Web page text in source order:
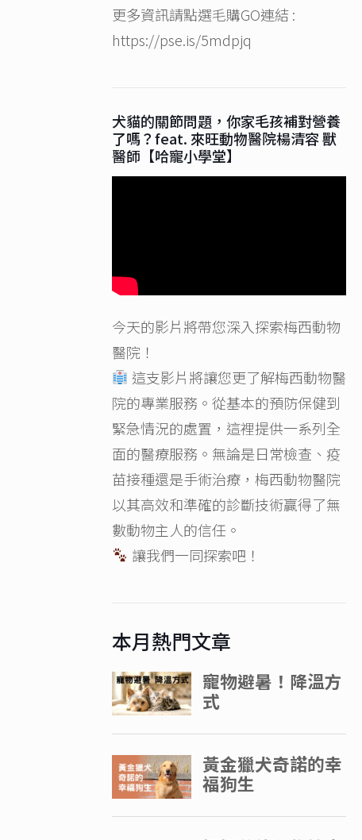
更多資訊請點選毛購GO連結 :
https://pse.is/5mdpjq
犬貓的關節問題，你家毛孩補對營養
了嗎？feat. 來旺動物醫院楊清容 獸
醫師【哈寵小學堂】
今天的影片將帶您深入探索梅西動物
醫院！
這支影片將讓您更了解梅西動物醫
院的專業服務。從基本的預防保健到
緊急情況的處置，這裡提供一系列全
面的醫療服務。無論是日常檢查、疫
苗接種還是手術治療，梅西動物醫院
以其高效和準確的診斷技術贏得了無
數動物主人的信任。
讓我們一同探索吧！
本月熱門文章